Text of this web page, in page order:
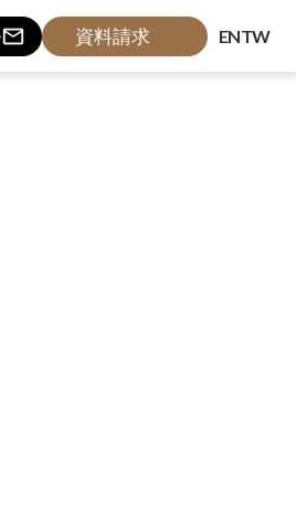
mail_outline 資料請求 ENTW